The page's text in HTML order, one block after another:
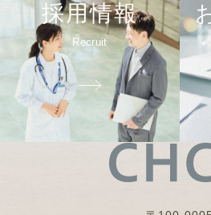
採用情報
Recruit